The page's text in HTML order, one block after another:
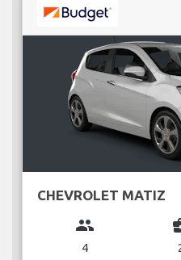
CHEVROLET MATIZ
group
4